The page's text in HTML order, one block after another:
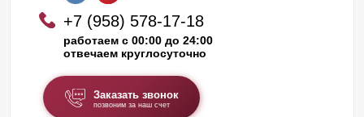
+7 (958) 578-17-18
работаем с 00:00 до 24:00
отвечаем круглосуточно
Заказать звонок
позвоним за наш счет